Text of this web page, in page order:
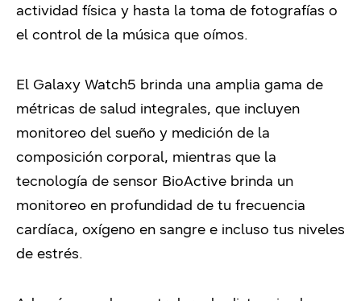
actividad física y hasta la toma de fotografías o
el control de la música que oímos.
El Galaxy Watch5 brinda una amplia gama de
métricas de salud integrales, que incluyen
monitoreo del sueño y medición de la
composición corporal, mientras que la
tecnología de sensor BioActive brinda un
monitoreo en profundidad de tu frecuencia
cardíaca, oxígeno en sangre e incluso tus niveles
de estrés.